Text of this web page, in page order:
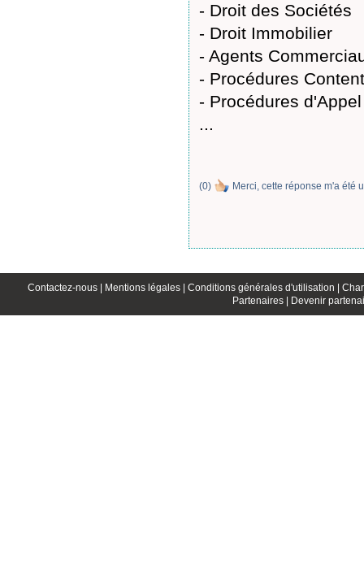
- Droit des Sociétés
- Droit Immobilier
- Agents
- Procédures
- Procédures d'Appel
...
(0) Merci, cette réponse m'a été
Contactez-nous | Mentions légales | Conditions générales d'utilisation |
Partenaires |
Devenir